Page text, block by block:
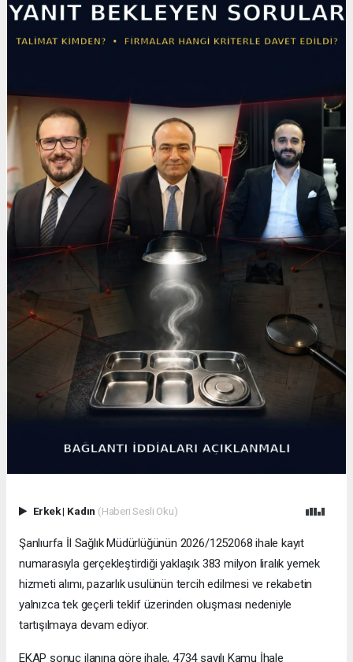
Erkek| Kadın (Haberi Sesli Oku)
Şanlıurfa İl Sağlık Müdürlüğünün 2026/1252068 ihale kayıt
numarasıyla gerçekleştirdiği yaklaşık 383 milyon liralık yemek
hizmeti alımı, pazarlık usulünün tercih edilmesi ve rekabetin
yalnızca tek geçerli teklif üzerinden oluşması nedeniyle
tartışılmaya devam ediyor.
EKAP sonuç ilanına göre ihale, 4734 sayılı Kamu İhale